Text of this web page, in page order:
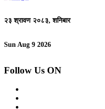
२३ श्रावण २०८३, शनिबार
Sun Aug 9 2026
Follow Us ON